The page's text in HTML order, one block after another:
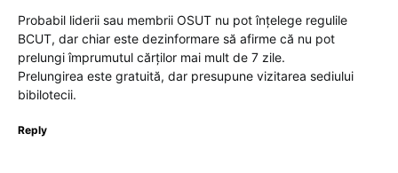
Probabil liderii sau membrii OSUT nu pot înțelege regulile
BCUT, dar chiar este dezinformare să afirme că nu pot
prelungi împrumutul cărților mai mult de 7 zile.
Prelungirea este gratuită, dar presupune vizitarea sediului
bibilotecii.
Reply